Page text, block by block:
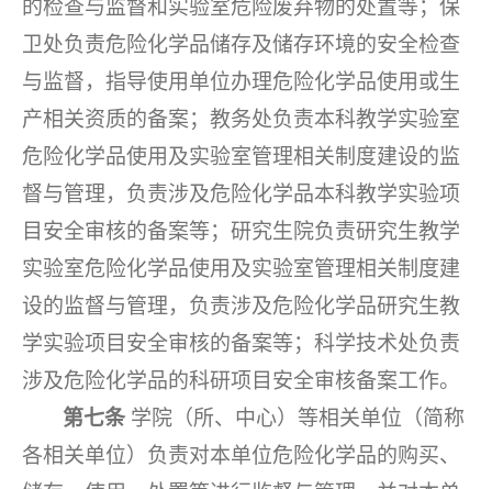
的检查与监督和实验室危险废弃物的处置等；保
卫处负责危险化学品储存及储存环境的安全检查
与监督，指导使用单位办理危险化学品使用或生
产相关资质的备案；教务处负责本科教学实验室
危险化学品使用及实验室管理相关制度建设的监
督与管理，负责涉及危险化学品本科教学实验项
目安全审核的备案等；研究生院负责研究生教学
实验室危险化学品使用及实验室管理相关制度建
设的监督与管理，负责涉及危险化学品研究生教
学实验项目安全审核的备案等；科学技术处负责
涉及危险化学品的科研项目安全审核备案工作。
第七条 学院（所、中心）等相关单位（简称
各相关单位）负责对本单位危险化学品的购买、